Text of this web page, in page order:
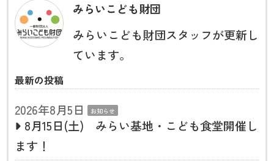
みらいこども財団
みらいこども財団スタッフが更新し
ています。
最新の投稿
2026年8月5日 お知らせ
8月15日(土) みらい基地・こども食堂開催し
ます！